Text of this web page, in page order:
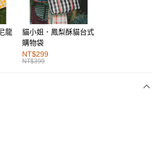
含以上)免運費
龍
貓小姐．鳳梨酥貓台式
購物袋
NT$299
NT$399